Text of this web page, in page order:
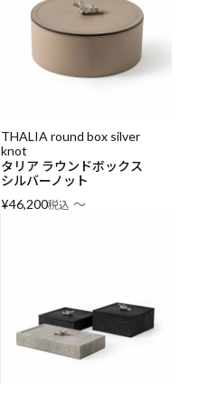
THALIA round box silver
knot
タリア ラウンドボックス
シルバーノット
¥46,200税込 〜